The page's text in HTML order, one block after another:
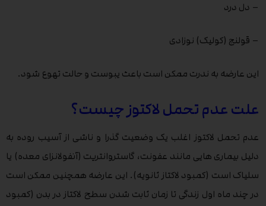
– دل درد
– قولنج (کولیک) نوزادی
این عارضه به ندرت ممکن است باعث یبوست و حالت تهوع شود.
علت عدم تحمل لاکتوز چیست؟
عدم تحمل لاکتوز اغلب یک وضعیت گذرا و ناشی از آسیب روده به
دلیل بیماری هایی مانند عفونت، گاستروانتریت (آنفولانزای معده) یا
سلیاک است (کمبود لاکتاز ثانویه). این عارضه همچنین ممکن است
در چند ماه اول زندگی تا زمان ثابت شدن سطح لاکتاز در بدن (کمبود